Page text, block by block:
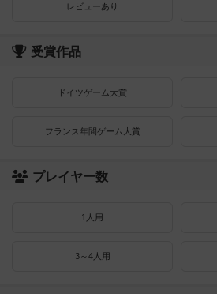
レビューあり
受賞作品
ドイツゲーム大賞
フランス年間ゲーム大賞
プレイヤー数
1人用
3～4人用